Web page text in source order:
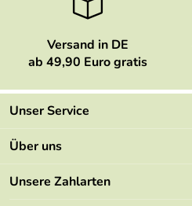
Versand in DE
ab 49,90 Euro gratis
Unser Service
Kontakt
Mehrwertsteuerfrei
Über uns
Marken
Unsere Zahlarten